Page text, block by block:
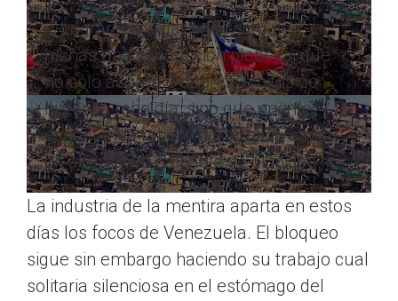
«¿Lograremos dar a las actuales
luchas una conducción plebeya, que
no solo acumule sueños e hitos de
histórica rebeldía, sino que oriente
espontánea rabia y derramada sangre
en alternativa palpable de dignidad?»
La industria de la mentira aparta en estos
días los focos de Venezuela. El bloqueo
sigue sin embargo haciendo su trabajo cual
solitaria silenciosa en el estómago del